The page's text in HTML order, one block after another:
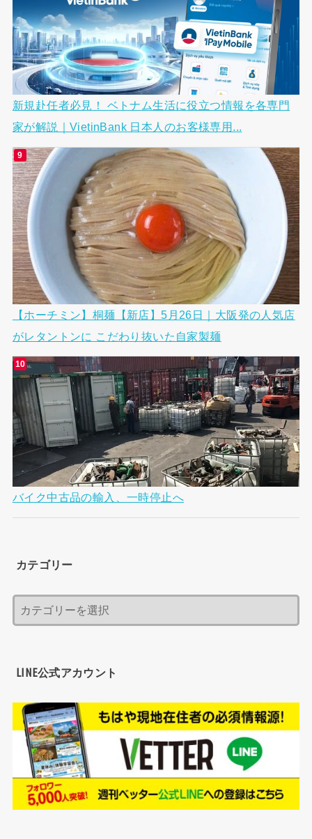
新規赴任者必見！ ベトナム生活に役立つ情報を各専門
家が解説｜VietinBank 日本人のお客様専用...
【ホーチミン】桐麺【新店】5月26日｜大阪発の人気店
がレタントンに こだわり抜いた自家製麺
バイク中古品の輸入、一時停止へ
カテゴリー
LINE公式アカウント